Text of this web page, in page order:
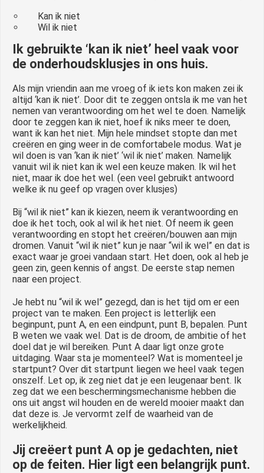
Kan ik niet
Wil ik niet
Ik gebruikte ‘kan ik niet’ heel vaak voor
de onderhoudsklusjes in ons huis.
Als mijn vriendin aan me vroeg of ik iets kon maken zei ik
altijd ‘kan ik niet’. Door dit te zeggen ontsla ik me van het
nemen van verantwoording om het wel te doen. Namelijk
door te zeggen kan ik niet, hoef ik niks meer te doen,
want ik kan het niet. Mijn hele mindset stopte dan met
creëren en ging weer in de comfortabele modus. Wat je
wil doen is van ‘kan ik niet’ ‘wil ik niet’ maken. Namelijk
vanuit wil ik niet kan ik wel een keuze maken. Ik wil het
niet, maar ik doe het wel. (een veel gebruikt antwoord
welke ik nu geef op vragen over klusjes)
Bij “wil ik niet” kan ik kiezen, neem ik verantwoording en
doe ik het toch, ook al wil ik het niet. Of neem ik geen
verantwoording en stopt het creëren/bouwen aan mijn
dromen. Vanuit “wil ik niet” kun je naar “wil ik wel” en dat is
exact waar je groei vandaan start. Het doen, ook al heb je
geen zin, geen kennis of angst. De eerste stap nemen
naar een project.
Je hebt nu “wil ik wel” gezegd, dan is het tijd om er een
project van te maken. Een project is letterlijk een
beginpunt, punt A, en een eindpunt, punt B, bepalen. Punt
B weten we vaak wel. Dat is de droom, de ambitie of het
doel dat je wil bereiken. Punt A daar ligt onze grote
uitdaging. Waar sta je momenteel? Wat is momenteel je
startpunt? Over dit startpunt liegen we heel vaak tegen
onszelf. Let op, ik zeg niet dat je een leugenaar bent. Ik
zeg dat we een beschermingsmechanisme hebben die
ons uit angst wil houden en de wereld mooier maakt dan
dat deze is. Je vervormt zelf de waarheid van de
werkelijkheid.
Jij creëert punt A op je gedachten, niet
op de feiten. Hier ligt een belangrijk punt.